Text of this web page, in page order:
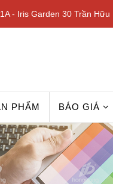
- Iris Garden 30 Trần
PHẨM BÁO GIÁ